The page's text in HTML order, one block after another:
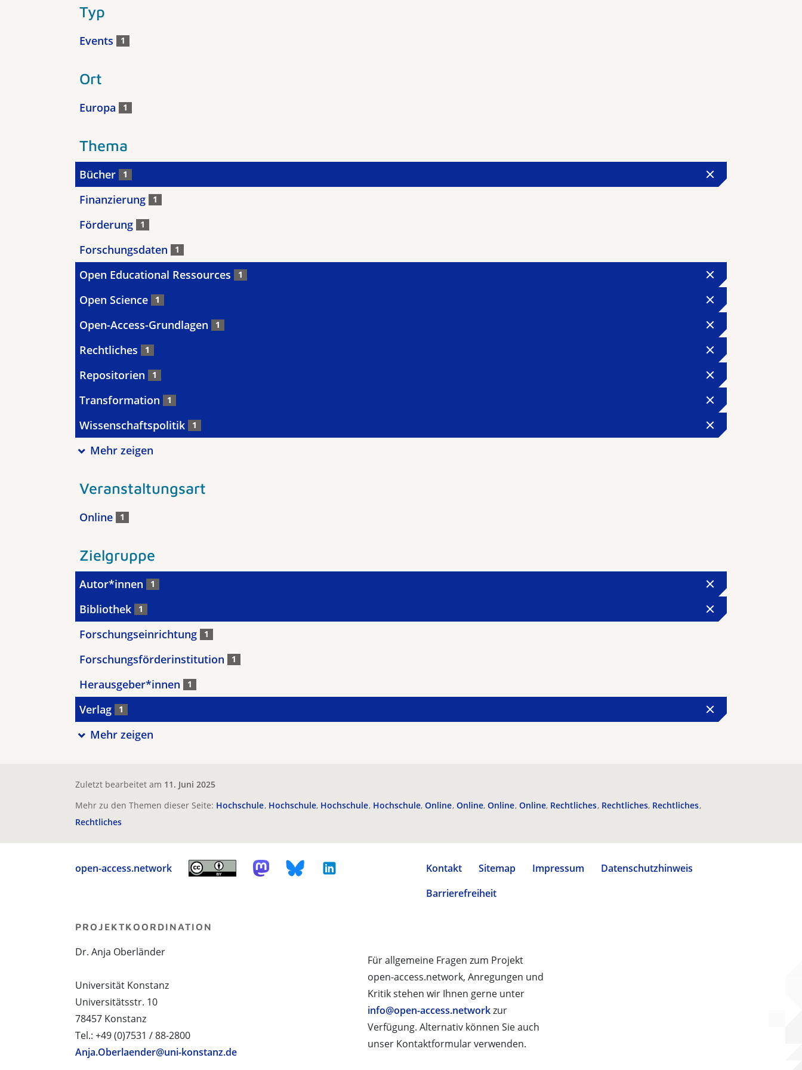
Typ
Events 1
Ort
Europa 1
Thema
Bücher 1
Finanzierung 1
Förderung 1
Forschungsdaten 1
Open Educational Ressources 1
Open Science 1
Open-Access-Grundlagen 1
Rechtliches 1
Repositorien 1
Transformation 1
Wissenschaftspolitik 1
Mehr zeigen
Veranstaltungsart
Online 1
Zielgruppe
Autor*innen 1
Bibliothek 1
Forschungseinrichtung 1
Forschungsförderinstitution 1
Herausgeber*innen 1
Verlag 1
Mehr zeigen
Zuletzt bearbeitet am 11. Juni 2025
Mehr zu den Themen dieser Seite: Hochschule Hochschule Hochschule Hochschule Online Online Online Online Rechtliches Rechtliches Rechtliches
Rechtliches
open-access.network Kontakt Sitemap Impressum
Datenschutzhinweis
Barrierefreiheit
Für allgemeine Fragen zum Projekt
open-access.network, Anregungen und
Kritik stehen wir Ihnen gerne unter
info@open-access.networkzur
Verfügung. Alternativ können Sie auch
unser Kontaktformular verwenden.
PROJEKTKOORDINATION
Dr. Anja Oberländer
Universität Konstanz
Universitätsstr. 10
78457 Konstanz
Tel.: +49 (0)7531 / 88-2800
Anja.Oberlaender@uni-konstanz.de